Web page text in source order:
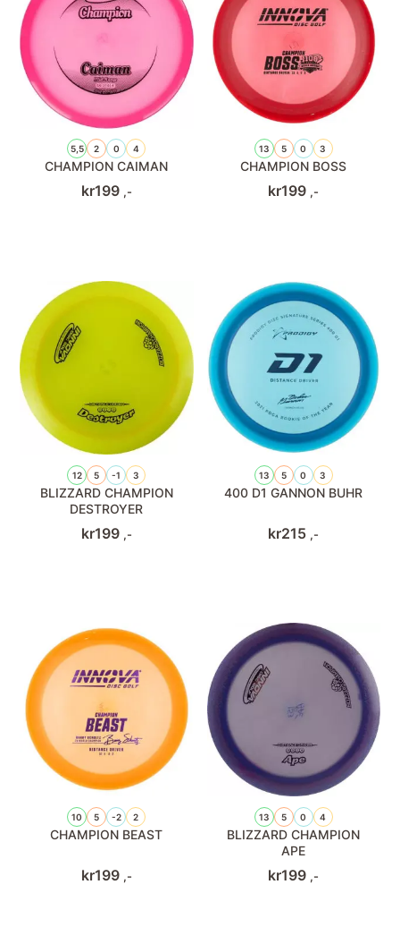
5,5 2 0 4
CHAMPION CAIMAN
kr199 ,-
13 5 0 3
CHAMPION BOSS
kr199 ,-
12 5 -1 3
BLIZZARD CHAMPION
DESTROYER
kr199 ,-
13 5 0 3
400 D1 GANNON BUHR
kr215 ,-
10 5 -2 2
CHAMPION BEAST
kr199 ,-
13 5 0 4
BLIZZARD CHAMPION
APE
kr199 ,-